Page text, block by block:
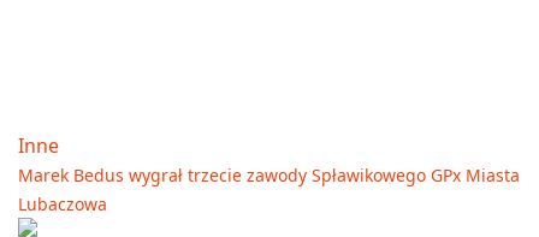
Inne
Marek Bedus wygrał trzecie zawody Spławikowego GPx Miasta
Lubaczowa